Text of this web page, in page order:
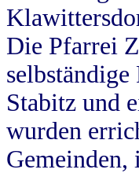
Die Pfarrei
Stabitz und
wurden
Gemeinden,